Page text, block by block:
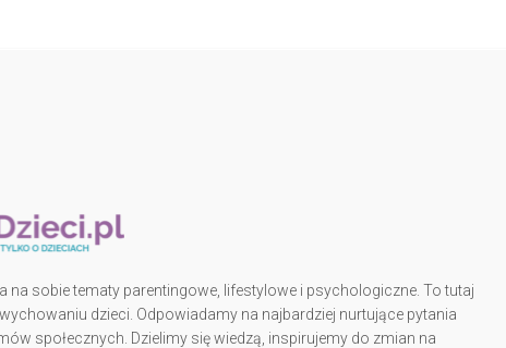
na sobie tematy parentingowe, lifestylowe i psychologiczne. To tutaj
dzieci. Odpowiadamy na najbardziej nurtujące pytania
społecznych. Dzielimy się wiedzą, inspirujemy do zmian na